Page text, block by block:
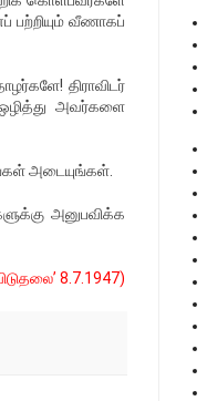
பற்றியும் வீணாகப்
திராவிடர்
அவர்களை
அடையுங்கள்.
அனுபவிக்க
8.7.1947)